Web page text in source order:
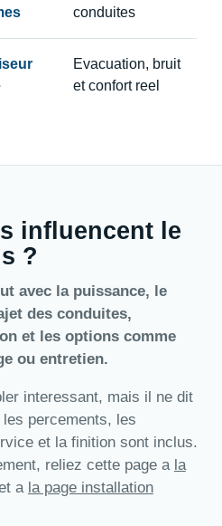
conduites
Evacuation, bruit
et confort reel
influencent le
?
avec la puissance, le
des conduites,
et les options comme
ou entretien.
interessant, mais il ne dit
percements, les
et la finition sont inclus.
reliez cette page a la
a la page installation